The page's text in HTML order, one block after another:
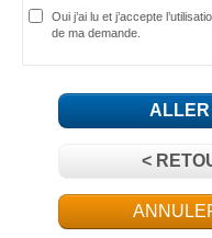
Oui j’ai lu et j’accepte
de ma demande.
ALLER
<